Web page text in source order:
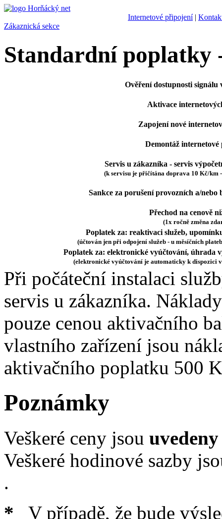
Internetové připojení|
Zákaznická sekce
Standardní poplatky
Ověření dostupnosti signálu
Aktivace
Zapojení nové
Demontáž
Servis u zákazníka - servis
(k servisu je přičítána doprava 10 Kč/km
Sankce za porušení provozních a/nebo
Přechod na cenově
(1x ročně změna
Poplatek za: reaktivaci služeb,
(účtován jen při odpojení služeb - u měsíčních
Poplatek za: elektronické vyúčtování, úhrada
(elektronické vyúčtování je automaticky k dispozici
Při počáteční instalaci
servis u zákazníka.
pouze cenou aktivačního
vlastního zařízení jsou
aktivačního poplatku 500
Poznámky
Veškeré ceny jsou
Veškeré hodinové sazby
.
* V případě, že bude